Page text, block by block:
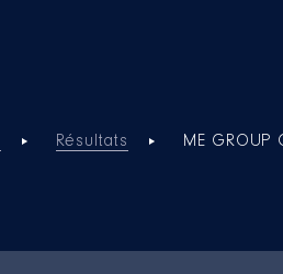
Résultats ME GROUP